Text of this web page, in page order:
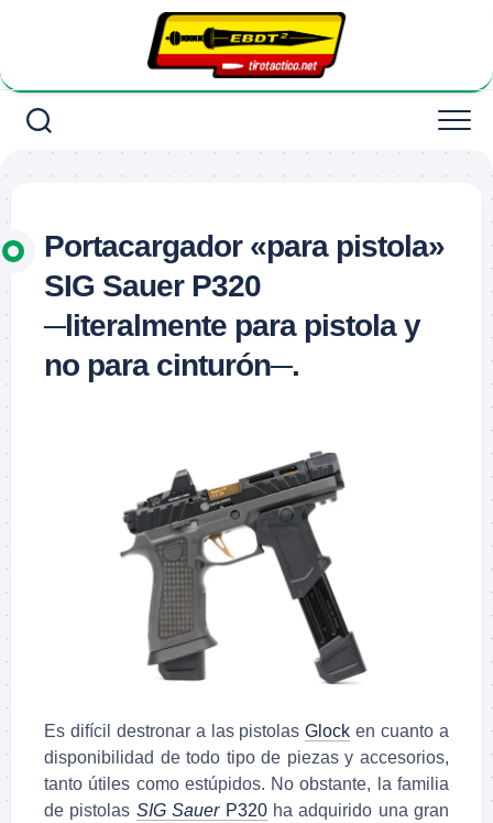
Portacargador «para pistola»
SIG Sauer P320
─literalmente para pistola y
no para cinturón─.
Es difícil destronar a las pistolasGlock en cuanto a
disponibilidad de todo tipo de piezas y accesorios,
tanto útiles como estúpidos. No obstante, la familia
de pistolas SIG SauerP320ha adquirido una gran